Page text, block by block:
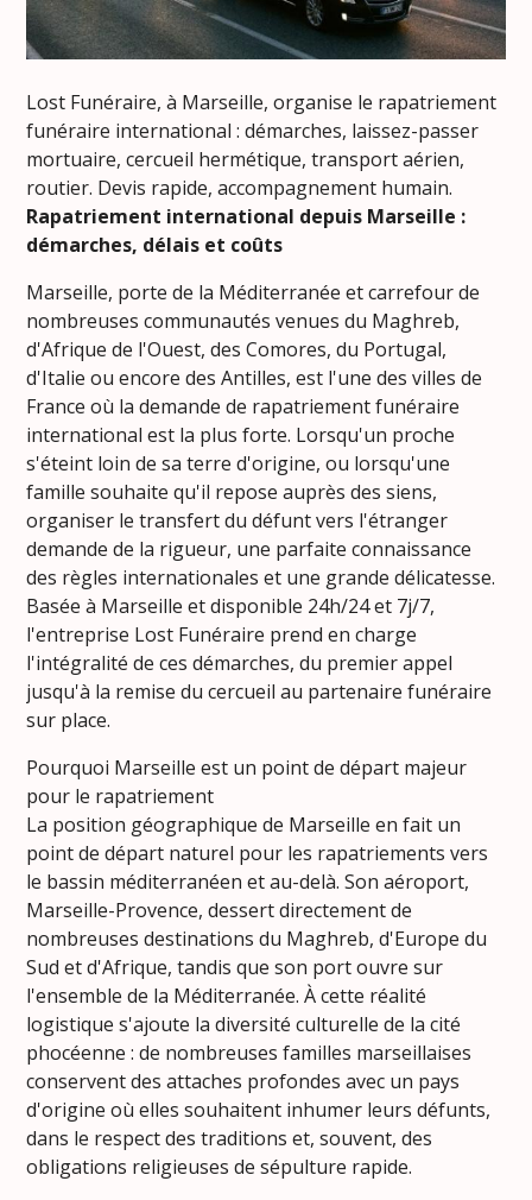
Lost Funéraire, à Marseille, organise le rapatriement
funéraire international : démarches, laissez-passer
mortuaire, cercueil hermétique, transport aérien,
routier. Devis rapide, accompagnement humain.
Rapatriement international depuis Marseille :
démarches, délais et coûts
Marseille, porte de la Méditerranée et carrefour de
nombreuses communautés venues du Maghreb,
d'Afrique de l'Ouest, des Comores, du Portugal,
d'Italie ou encore des Antilles, est l'une des villes de
France où la demande de rapatriement funéraire
international est la plus forte. Lorsqu'un proche
s'éteint loin de sa terre d'origine, ou lorsqu'une
famille souhaite qu'il repose auprès des siens,
organiser le transfert du défunt vers l'étranger
demande de la rigueur, une parfaite connaissance
des règles internationales et une grande délicatesse.
Basée à Marseille et disponible 24h/24 et 7j/7,
l'entreprise Lost Funéraire prend en charge
l'intégralité de ces démarches, du premier appel
jusqu'à la remise du cercueil au partenaire funéraire
sur place.
Pourquoi Marseille est un point de départ majeur
pour le rapatriement
La position géographique de Marseille en fait un
point de départ naturel pour les rapatriements vers
le bassin méditerranéen et au-delà. Son aéroport,
Marseille-Provence, dessert directement de
nombreuses destinations du Maghreb, d'Europe du
Sud et d'Afrique, tandis que son port ouvre sur
l'ensemble de la Méditerranée. À cette réalité
logistique s'ajoute la diversité culturelle de la cité
phocéenne : de nombreuses familles marseillaises
conservent des attaches profondes avec un pays
d'origine où elles souhaitent inhumer leurs défunts,
dans le respect des traditions et, souvent, des
obligations religieuses de sépulture rapide.